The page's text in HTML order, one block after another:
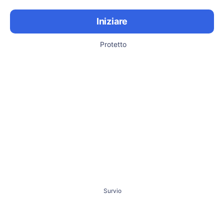
Iniziare
Protetto
Survio